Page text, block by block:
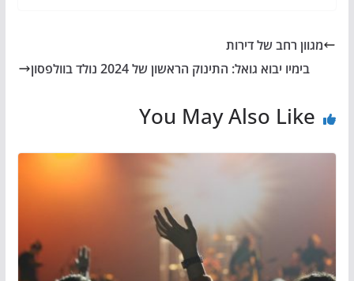
מגוון רחב של דירות
בימיו יבוא גואל: התינוק הראשון של 2024 נולד בוולפסון
You May Also Like